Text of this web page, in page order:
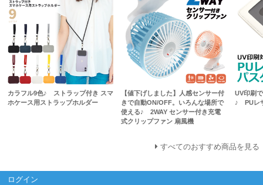
カラフル9色♪ ストラップ付き スマ
ホケース用ストラップホルダー
【値下げしました】人感センサー付
きで自動ON/OFF。いろんな場所で
使える♪ 2WAY センサー付き充電
式クリップファン 扇風機
UV印刷
♪ PUレ
すべてのおすすめ商品を見る
ログイン